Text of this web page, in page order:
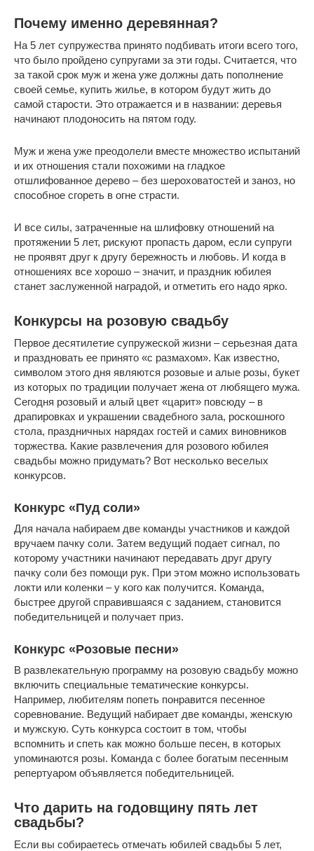
Почему именно деревянная?
На 5 лет супружества принято подбивать итоги всего того,
что было пройдено супругами за эти годы. Считается, что
за такой срок муж и жена уже должны дать пополнение
своей семье, купить жилье, в котором будут жить до
самой старости. Это отражается и в названии: деревья
начинают плодоносить на пятом году.
Муж и жена уже преодолели вместе множество испытаний
и их отношения стали похожими на гладкое
отшлифованное дерево – без шероховатостей и заноз, но
способное сгореть в огне страсти.
И все силы, затраченные на шлифовку отношений на
протяжении 5 лет, рискуют пропасть даром, если супруги
не проявят друг к другу бережность и любовь. И когда в
отношениях все хорошо – значит, и праздник юбилея
станет заслуженной наградой, и отметить его надо ярко.
Конкурсы на розовую свадьбу
Первое десятилетие супружеской жизни – серьезная дата
и праздновать ее принято «с размахом». Как известно,
символом этого дня являются розовые и алые розы, букет
из которых по традиции получает жена от любящего мужа.
Сегодня розовый и алый цвет «царит» повсюду – в
драпировках и украшении свадебного зала, роскошного
стола, праздничных нарядах гостей и самих виновников
торжества. Какие развлечения для розового юбилея
свадьбы можно придумать? Вот несколько веселых
конкурсов.
Конкурс «Пуд соли»
Для начала набираем две команды участников и каждой
вручаем пачку соли. Затем ведущий подает сигнал, по
которому участники начинают передавать друг другу
пачку соли без помощи рук. При этом можно использовать
локти или коленки – у кого как получится. Команда,
быстрее другой справившаяся с заданием, становится
победительницей и получает приз.
Конкурс «Розовые песни»
В развлекательную программу на розовую свадьбу можно
включить специальные тематические конкурсы.
Например, любителям попеть понравится песенное
соревнование. Ведущий набирает две команды, женскую
и мужскую. Суть конкурса состоит в том, чтобы
вспомнить и спеть как можно больше песен, в которых
упоминаются розы. Команда с более богатым песенным
репертуаром объявляется победительницей.
Что дарить на годовщину пять лет
свадьбы?
Если вы собираетесь отмечать юбилей свадьбы 5 лет,